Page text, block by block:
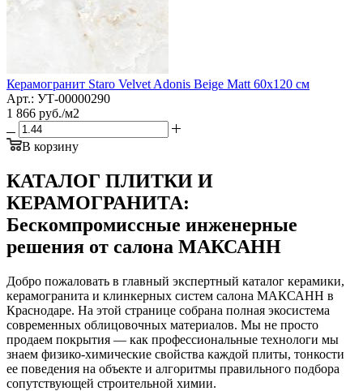
Керамогранит Staro Velvet Adonis Beige Matt 60x120 см
Арт.: УТ-00000290
1 866 руб./м2
В корзину
КАТАЛОГ ПЛИТКИ И
КЕРАМОГРАНИТА:
Бескомпромиссные инженерные
решения от салона МАКСАНН
Добро пожаловать в главный экспертный каталог керамики,
керамогранита и клинкерных систем салона МАКСАНН в
Краснодаре. На этой странице собрана полная экосистема
современных облицовочных материалов. Мы не просто
продаем покрытия — как профессиональные технологи мы
знаем физико-химические свойства каждой плиты, тонкости
ее поведения на объекте и алгоритмы правильного подбора
сопутствующей строительной химии.